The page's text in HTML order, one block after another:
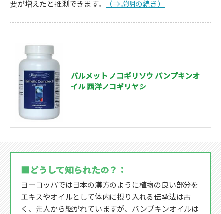
要が増えたと推測できます。
（⇒説明の続き）
パルメット ノコギリソウ パンプキンオ
イル 西洋ノコギリヤシ
■どうして知られたの？：
ヨーロッパでは日本の漢方のように植物の良い部分を
エキスやオイルとして体内に摂り入れる伝承法は古
く、先人から継がれていますが、パンプキンオイルは